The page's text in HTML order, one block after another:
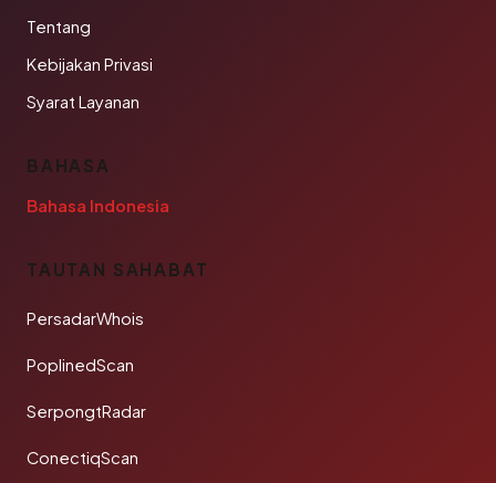
Tentang
Kebijakan Privasi
Syarat Layanan
BAHASA
Bahasa Indonesia
TAUTAN SAHABAT
PersadarWhois
PoplinedScan
SerpongtRadar
ConectiqScan